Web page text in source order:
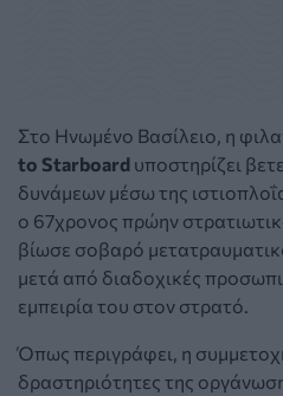
Στο Ηνωμένο Βασίλειο, η
to Starboard υποστηρίζει
δυνάμεων μέσω της
ο 67χρονος πρώην
βίωσε σοβαρό
μετά από διαδοχικές
εμπειρία του στον στρατό.
Όπως περιγράφει, η
δραστηριότητες της